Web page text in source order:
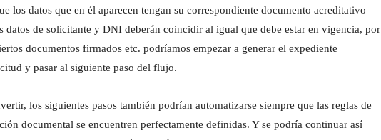
los datos que en él aparecen tengan su correspondiente documento acreditativo
datos de solicitante y DNI deberán coincidir al igual que debe estar en vigencia, por
documentos firmados etc. podríamos empezar a generar el expediente
y pasar al siguiente paso del flujo.
los siguientes pasos también podrían automatizarse siempre que las reglas de
documental se encuentren perfectamente definidas. Y se podría continuar así